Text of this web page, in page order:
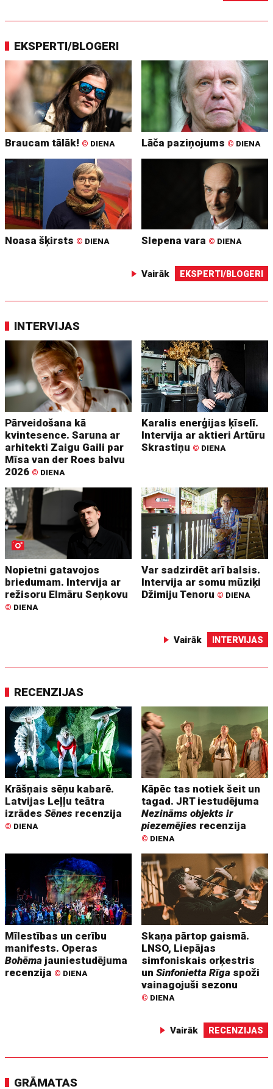
EKSPERTI/BLOGERI
Braucam tālāk! © DIENA Lāča paziņojums © DIENA
Noasa šķirsts © DIENA Slepena vara © DIENA
Vairāk EKSPERTI/BLOGERI
INTERVIJAS
Pārveidošana kā
kvintesence. Saruna ar
arhitekti Zaigu Gaili par
Mīsa van der Roes balvu
2026 © DIENA
Karalis enerģijas ķīselī.
Intervija ar aktieri Artūru
Skrastiņu © DIENA
Nopietni gatavojos
briedumam. Intervija ar
režisoru Elmāru Seņkovu
© DIENA
Var sadzirdēt arī balsis.
Intervija ar somu mūziķi
Džimiju Tenoru © DIENA
Vairāk INTERVIJAS
RECENZIJAS
Krāšņais sēņu kabarē.
Latvijas Leļļu teātra
izrādesSēnes recenzija
© DIENA
Kāpēc tas notiek šeit un
tagad. JRT iestudējuma
Nezināms objekts ir
piezemējies recenzija
© DIENA
Mīlestības un cerību
manifests. Operas
Bohēma jauniestudējuma
recenzija © DIENA
Skaņa pārtop gaismā.
LNSO, Liepājas
simfoniskais orķestris
unSinfonietta Rīga spoži
vainagojuši sezonu
© DIENA
Vairāk RECENZIJAS
GRĀMATAS